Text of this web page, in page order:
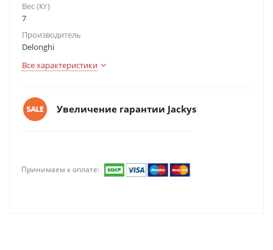
Вес (Кг)
7
Производитель
Delonghi
Все характеристики
Увеличение гарантии Jackys
Принимаем к оплате: